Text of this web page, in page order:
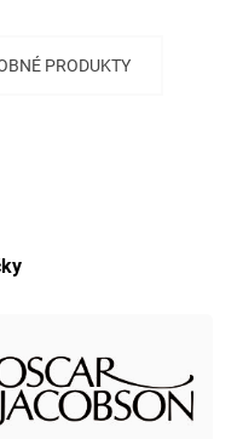
PRODUKTY